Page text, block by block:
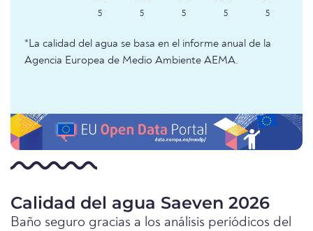
5 5 5 5 5
*La calidad del agua se basa en el informe anual de la
Agencia Europea de Medio Ambiente AEMA.
Calidad del agua Saeven 2026
Baño seguro gracias a los análisis periódicos del